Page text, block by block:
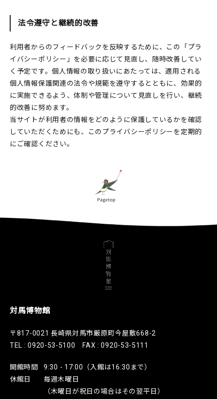
法令遵守と継続的改善
利用者からのフィードバックを反映するために、この「プラ
イバシーポリシー」を必要に応じて見直し、随時改善してい
く予定です。個人情報の取り扱いにあたっては、適用される
個人情報保護関連の法令や規範を遵守するとともに、効果的
に実施できるよう、体制や管理について見直しを行い、継続
的改善に努めます。
当サイトが利用者の情報をどのように保護しているかを確認
していただくためにも、このプライバシーポリシーを定期的
にご確認ください。
対馬博物館
〒817-0021 長崎県対馬市厳原町今屋敷668-2
TEL : 0920-53-5100 FAX : 0920-53-5111
開館時間
9:30 - 17:00（入館は16:30まで）
休館日
毎週木曜日
（木曜日が祝日の場合はその翌平日）